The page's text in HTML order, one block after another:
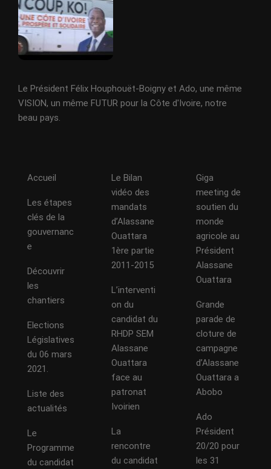
Le Président Félix Houphouët-Boigny et Ado, une même
VISION, un même FUTUR pour la Côte d'Ivoire, notre
beau pays.
Accueil
Les étapes
clés de la
gouvernanc
e
Découvrir
les
chantiers
Elections
Législatives
du 06 mars
2021.
Liste des
actualités
Le
Programme
du candidat
Le Bilan
vidéo des
mandats
d’Alassane
Ouattara
1ère partie
2011-2015
L’interventi
on du
candidat du
RHDP SEM
Alassane
Ouattara
face au
patronat
Ivoirien
La
rencontre
du candidat
Giga
meeting de
soutien du
monde
agricole au
Président
Alassane
Ouattara
Grande
parade de
cloture de
campagne
d’Alassane
Ouattara a
Abobo
Ado
Président
20/20 pour
les 31